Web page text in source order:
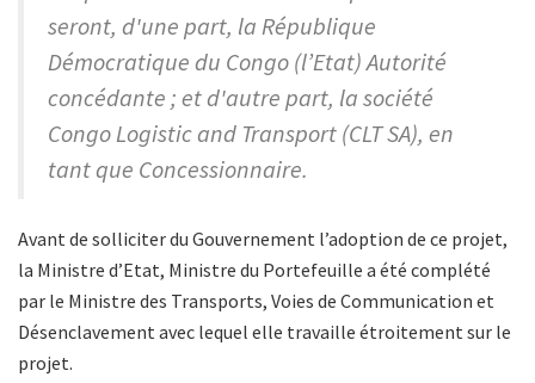
seront, d'une part, la République
Démocratique du Congo (l’Etat) Autorité
concédante ; et d'autre part, la société
Congo Logistic and Transport (CLT SA), en
tant que Concessionnaire.
Avant de solliciter du Gouvernement l’adoption de ce projet,
la Ministre d’Etat, Ministre du Portefeuille a été complété
par le Ministre des Transports, Voies de Communication et
Désenclavement avec lequel elle travaille étroitement sur le
projet.